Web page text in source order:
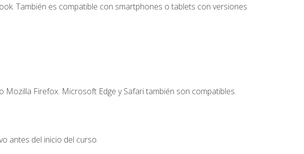
También es compatible con smartphones o tablets con versiones
Firefox. Microsoft Edge y Safari también son compatibles.
antes del inicio del curso.